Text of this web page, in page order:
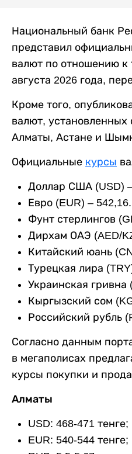
Национальный банк
представил
валют по отношению к
августа 2026 года,
Кроме того,
валют,
Алматы, Астане и
Официальные курсы
Доллар США (USD)
Евро (EUR) – 542,16.
Фунт стерлингов
Дирхам ОАЭ (AED/
Китайский юань
Турецкая лира
Украинская гривна
Кыргызский сом
Российский рубль
Согласно данным
в мегаполисах
курсы покупки и
Алматы
USD: 468-471 тенге;
EUR: 540-544 тенге;